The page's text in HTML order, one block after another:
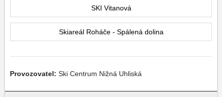
SKI Vitanová
Skiareál Roháče - Spálená dolina
Provozovatel: Ski Centrum Nižná Uhliská